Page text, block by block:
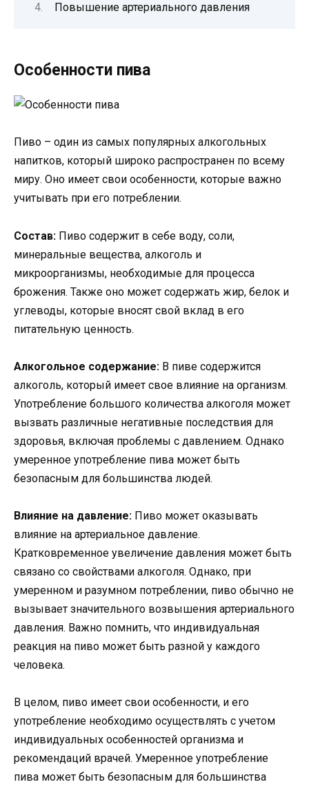
Повышение артериального давления
Особенности пива
Пиво – один из самых популярных алкогольных
напитков, который широко распространен по всему
миру. Оно имеет свои особенности, которые важно
учитывать при его потреблении.
Состав: Пиво содержит в себе воду, соли,
минеральные вещества, алкоголь и
микроорганизмы, необходимые для процесса
брожения. Также оно может содержать жир, белок и
углеводы, которые вносят свой вклад в его
питательную ценность.
Алкогольное содержание: В пиве содержится
алкоголь, который имеет свое влияние на организм.
Употребление большого количества алкоголя может
вызвать различные негативные последствия для
здоровья, включая проблемы с давлением. Однако
умеренное употребление пива может быть
безопасным для большинства людей.
Влияние на давление: Пиво может оказывать
влияние на артериальное давление.
Кратковременное увеличение давления может быть
связано со свойствами алкоголя. Однако, при
умеренном и разумном потреблении, пиво обычно не
вызывает значительного возвышения артериального
давления. Важно помнить, что индивидуальная
реакция на пиво может быть разной у каждого
человека.
В целом, пиво имеет свои особенности, и его
употребление необходимо осуществлять с учетом
индивидуальных особенностей организма и
рекомендаций врачей. Умеренное употребление
пива может быть безопасным для большинства